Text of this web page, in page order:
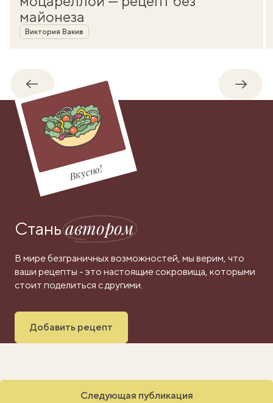
майонеза
Автор
Виктория Вакив
Обратно
Вкусно!
Станьавтором
В мире безграничных возможностей, мы верим, что
ваши рецепты - это настоящие сокровища, которыми
стоит поделиться с другими.
Добавить рецепт
Следующая публикация